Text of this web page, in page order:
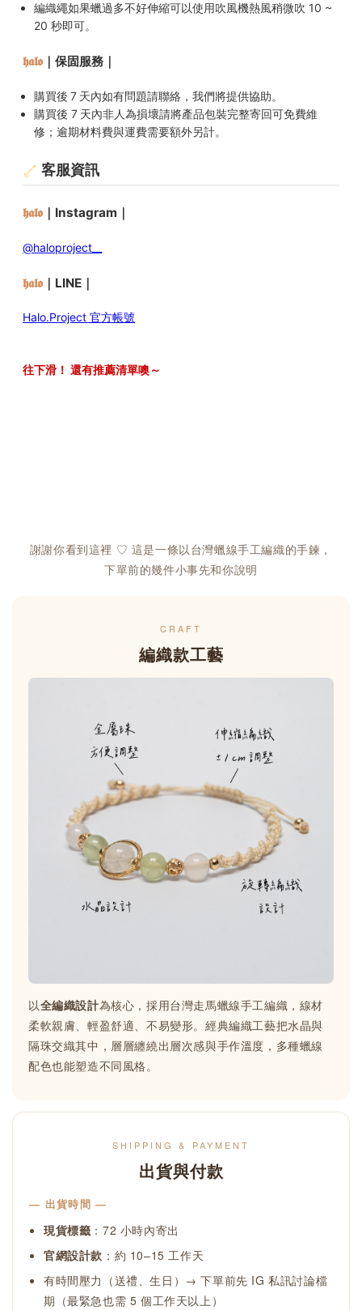
謝謝你看到這裡 ♡ 這是一條以台灣蠟線手工編織的手鍊，
下單前的幾件小事先和你說明
CRAFT
編織款工藝
以全編織設計為核心，採用台灣走馬蠟線手工編織，線材
柔軟親膚、輕盈舒適、不易變形。經典編織工藝把水晶與
隔珠交織其中，層層纏繞出層次感與手作溫度，多種蠟線
配色也能塑造不同風格。
SHIPPING & PAYMENT
出貨與付款
— 出貨時間 —
現貨標籤 ：72 小時內寄出
官網設計款 ：約 10–15 工作天
有時間壓力（送禮、生日）→ 下單前先 IG 私訊討論檔
期（最緊急也需 5 個工作天以上）